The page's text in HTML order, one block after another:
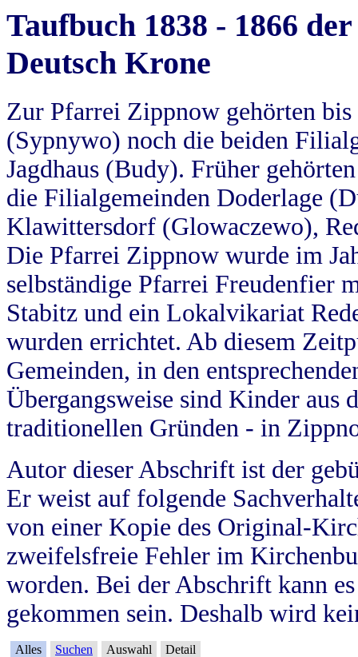
Taufbuch 1838 - 1866
Deutsch Krone
Zur Pfarrei Zippnow gehörten
(Sypnywo) noch die beiden
Jagdhaus (Budy). Früher
die Filialgemeinden Doderlage
Klawittersdorf (Glowaczewo),
Die Pfarrei Zippnow wurde im
selbständige Pfarrei Freudenfier
Stabitz und ein Lokalvikariat
wurden errichtet. Ab diesem
Gemeinden, in den
Übergangsweise sind Kinder aus
traditionellen Gründen - in
Autor dieser Abschrift ist der
Er weist auf folgende
von einer Kopie des Original-
zweifelsfreie Fehler im
worden. Bei der Abschrift kann
gekommen sein. Deshalb wird
Alles Suchen Auswahl Detail